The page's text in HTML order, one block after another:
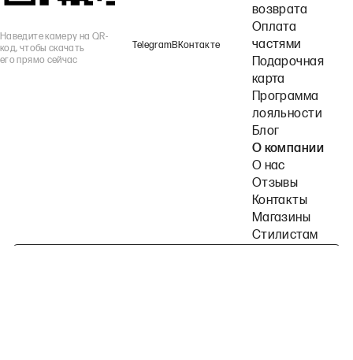
Наведите камеру на QR-
код, чтобы скачать
его прямо сейчас
TelegramВКонтакте
возврата
Оплата
частями
Подарочная
карта
Программа
лояльности
Блог
О компании
О нас
Отзывы
Контакты
Магазины
Стилистам